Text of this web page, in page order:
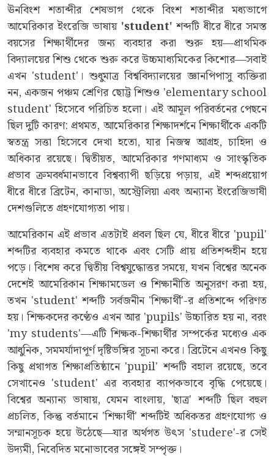
ঊনবিংশ শতাব্দীর শেষভাগ থেকে বিংশ শতাব্দীর মধ্যভাগে
আমেরিকার ইংরেজি ভাষায় 'student' শব্দটি ধীরে ধীরে সমস্ত
বয়সের শিক্ষার্থীদের জন্য ব্যবহার করা শুরু হয়—প্রাথমিক
বিদ্যালয়ের শিশু থেকে শুরু করে উচ্চমাধ্যমিকের কিশোর—সবাই
এখন 'student'। শুধুমাত্র বিশ্ববিদ্যালয়ের জ্ঞানপিপাসু ব্যক্তিরা
নন, একজন পঞ্চম শ্রেণির ছোট্ট শিশুও 'elementary school
student' হিসেবে পরিচিত হলো। এই আমূল পরিবর্তনের পেছনে
ছিল দুটি কারণ: প্রথমত, আমেরিকার শিক্ষাদর্শনে শিক্ষার্থীকে একটি
স্বতন্ত্র সত্তা হিসেবে দেখা হতো, যার নিজস্ব আগ্রহ, চাহিদা ও
অধিকার রয়েছে। দ্বিতীয়ত, আমেরিকার গণমাধ্যম ও সাংস্কৃতিক
প্রভাব ক্রমবর্ধমানভাবে বিশ্বব্যাপী ছড়িয়ে পড়ায়, এই শব্দপ্রয়োগ
ধীরে ধীরে ব্রিটেন, কানাডা, অস্ট্রেলিয়া এবং অন্যান্য ইংরেজিভাষী
দেশগুলিতে গ্রহণযোগ্যতা পায়।
আমেরিকান এই প্রভাব এতটাই প্রবল ছিল যে, ধীরে ধীরে 'pupil'
শব্দটির ব্যবহার কমতে থাকে এবং সেটি প্রায় প্রতিশব্দহীন হয়ে
পড়ে। বিশেষ করে দ্বিতীয় বিশ্বযুদ্ধোত্তর সময়ে, যখন বিশ্বের অনেক
দেশেই আমেরিকান শিক্ষামডেল ও শিক্ষানীতি অনুসরণ করা হয়,
তখন 'student' শব্দটি সর্বজনীন 'শিক্ষার্থী'-র প্রতিশব্দে পরিণত
হয়। শিক্ষকদের কণ্ঠেও এখন আর 'pupils' উচ্চারিত হয় না, বরং
'my students'—এটি শিক্ষক-শিক্ষার্থীর সম্পর্কের মধ্যেও এক
আধুনিক, সমমর্যাদাপূর্ণ দৃষ্টিভঙ্গির সূচনা করে। ব্রিটেনে এখনও কিছু
কিছু প্রথাগত শিক্ষাপ্রতিষ্ঠানে 'pupil' শব্দটি বহাল রয়েছে, তবে
সেখানেও 'student' এর ব্যবহার ব্যাপকভাবে বৃদ্ধি পেয়েছে।
বিশ্বের অন্যান্য ভাষায়, যেমন বাংলায়, 'ছাত্র' শব্দটি ছিল বহুল
প্রচলিত, কিন্তু বর্তমানে 'শিক্ষার্থী' শব্দটিই অধিকতর গ্রহণযোগ্য ও
সম্মানসূচক হয়ে উঠেছে—যার অর্থগত উৎস 'studere'-র সেই
উদ্যমী, নিবেদিত মনোভাবের সঙ্গেই সম্পৃক্ত।